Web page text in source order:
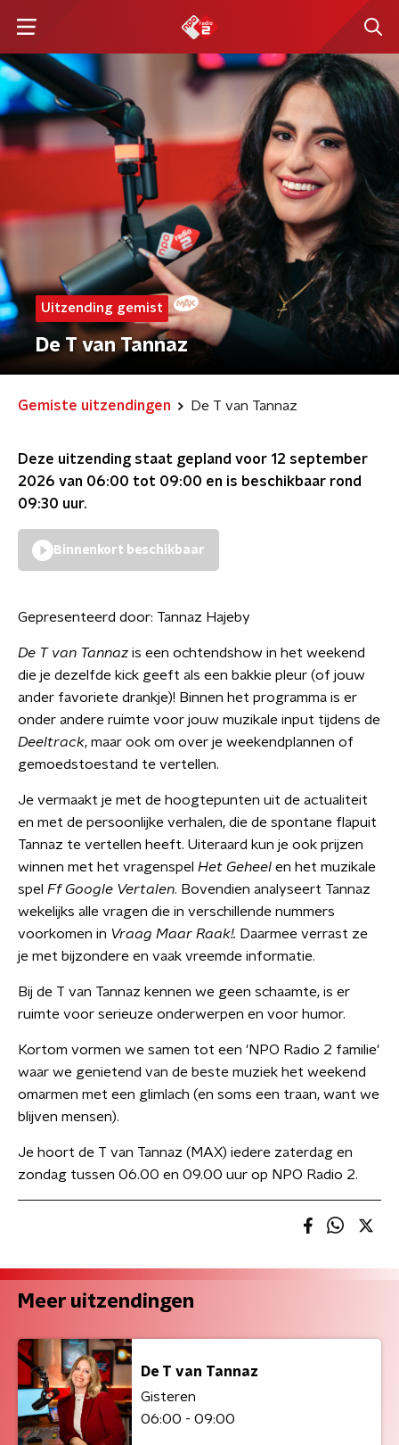
Uitzending gemist
De T van Tannaz
Gemiste uitzendingen De T van Tannaz
Deze uitzending staat gepland voor 12 september
2026 van 06:00 tot 09:00 en is beschikbaar rond
09:30 uur.
Binnenkort beschikbaar
Gepresenteerd door: Tannaz Hajeby
De T van Tannaz is een ochtendshow in het weekend
die je dezelfde kick geeft als een bakkie pleur (of jouw
ander favoriete drankje)! Binnen het programma is er
onder andere ruimte voor jouw muzikale input tijdens de
Deeltrack, maar ook om over je weekendplannen of
gemoedstoestand te vertellen.
Je vermaakt je met de hoogtepunten uit de actualiteit
en met de persoonlijke verhalen, die de spontane flapuit
Tannaz te vertellen heeft. Uiteraard kun je ook prijzen
winnen met het vragenspel Het Geheel en het muzikale
spel Ff Google Vertalen. Bovendien analyseert Tannaz
wekelijks alle vragen die in verschillende nummers
voorkomen in Vraag Maar Raak!. Daarmee verrast ze
je met bijzondere en vaak vreemde informatie.
Bij de T van Tannaz kennen we geen schaamte, is er
ruimte voor serieuze onderwerpen en voor humor.
Kortom vormen we samen tot een 'NPO Radio 2 familie'
waar we genietend van de beste muziek het weekend
omarmen met een glimlach (en soms een traan, want we
blijven mensen).
Je hoort de T van Tannaz (MAX) iedere zaterdag en
zondag tussen 06.00 en 09.00 uur op NPO Radio 2.
Meer uitzendingen
De T van Tannaz
Gisteren
06:00 - 09:00